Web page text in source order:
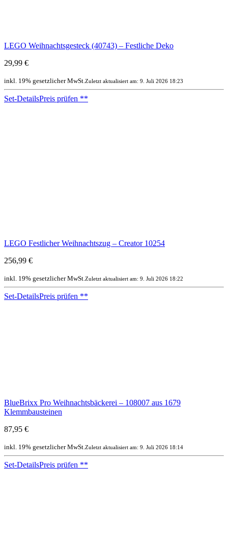
LEGO Weihnachtsgesteck (40743) – Festliche Deko
29,99 €
inkl. 19% gesetzlicher MwSt.Zuletzt aktualisiert am: 9. Juli 2026 18:23
Set-DetailsPreis prüfen **
LEGO Festlicher Weihnachtszug – Creator 10254
256,99 €
inkl. 19% gesetzlicher MwSt.Zuletzt aktualisiert am: 9. Juli 2026 18:22
Set-DetailsPreis prüfen **
BlueBrixx Pro Weihnachtsbäckerei – 108007 aus 1679
Klemmbausteinen
87,95 €
inkl. 19% gesetzlicher MwSt.Zuletzt aktualisiert am: 9. Juli 2026 18:14
Set-DetailsPreis prüfen **